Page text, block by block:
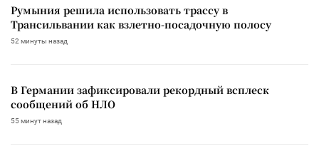
Румыния решила использовать трассу в
Трансильвании как взлетно-посадочную полосу
52 минуты назад
В Германии зафиксировали рекордный всплеск
сообщений об НЛО
55 минут назад